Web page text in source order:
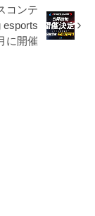
コンテ
esports
に開催